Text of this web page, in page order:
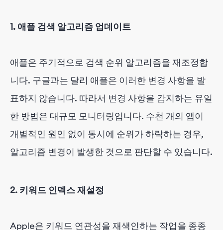
1. 애플 검색 알고리즘 업데이트
애플은 주기적으로 검색 순위 알고리즘을 재조정합
니다. 구글과는 달리 애플은 이러한 변경 사항을 발
표하지 않습니다. 따라서 변경 사항을 감지하는 유일
한 방법은 대규모 모니터링입니다. 수천 개의 앱이
개별적인 원인 없이 동시에 순위가 하락하는 경우,
알고리즘 변경이 발생한 것으로 판단할 수 있습니다.
2. 키워드 인덱스 재설정
Apple은 키워드 연관성을 재색인하는 작업을 종종